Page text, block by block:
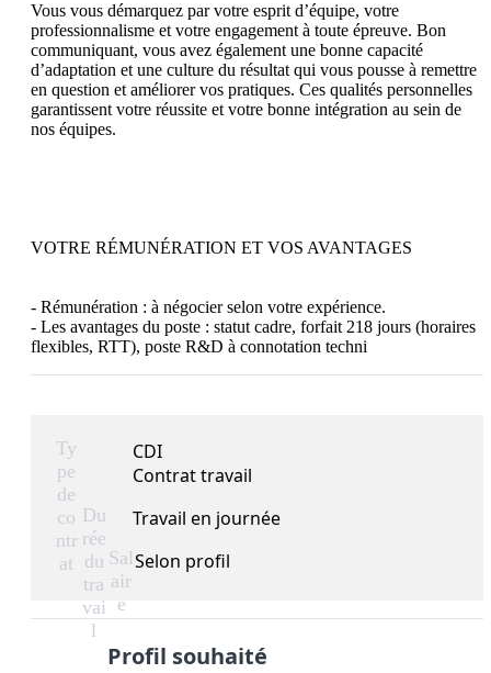
Vous vous démarquez par votre esprit d’équipe, votre
professionnalisme et votre engagement à toute épreuve. Bon
communiquant, vous avez également une bonne capacité
d’adaptation et une culture du résultat qui vous pousse à remettre
en question et améliorer vos pratiques. Ces qualités personnelles
garantissent votre réussite et votre bonne intégration au sein de
nos équipes.
VOTRE RÉMUNÉRATION ET VOS AVANTAGES
- Rémunération : à négocier selon votre expérience.
- Les avantages du poste : statut cadre, forfait 218 jours (horaires
flexibles, RTT), poste R&D à connotation techni
Ty
pe
de
co
ntr
at
CDI
Contrat travail
Du
rée
du
tra
vai
l
Travail en journée
Sal
air
e
Selon profil
Profil souhaité